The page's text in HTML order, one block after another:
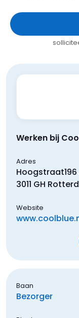
Werken bij
Adres
Hoogstraat
3011 GH
Website
Baan
Bezorger